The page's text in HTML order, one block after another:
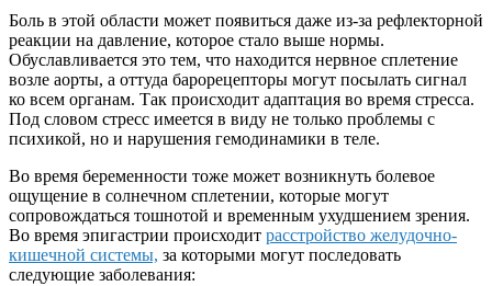
Боль в этой области может появиться даже из-за рефлекторной
реакции на давление, которое стало выше нормы.
Обуславливается это тем, что находится нервное сплетение
возле аорты, а оттуда барорецепторы могут посылать сигнал
ко всем органам. Так происходит адаптация во время стресса.
Под словом стресс имеется в виду не только проблемы с
психикой, но и нарушения гемодинамики в теле.
Во время беременности тоже может возникнуть болевое
ощущение в солнечном сплетении, которые могут
сопровождаться тошнотой и временным ухудшением зрения.
Во время эпигастрии происходит расстройство желудочно-
кишечной системы, за которыми могут последовать
следующие заболевания: